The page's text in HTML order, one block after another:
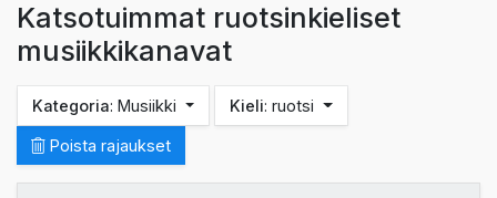
Katsotuimmat ruotsinkieliset
musiikkikanavat
Kategoria: Musiikki Kieli: ruotsi
Poista rajaukset